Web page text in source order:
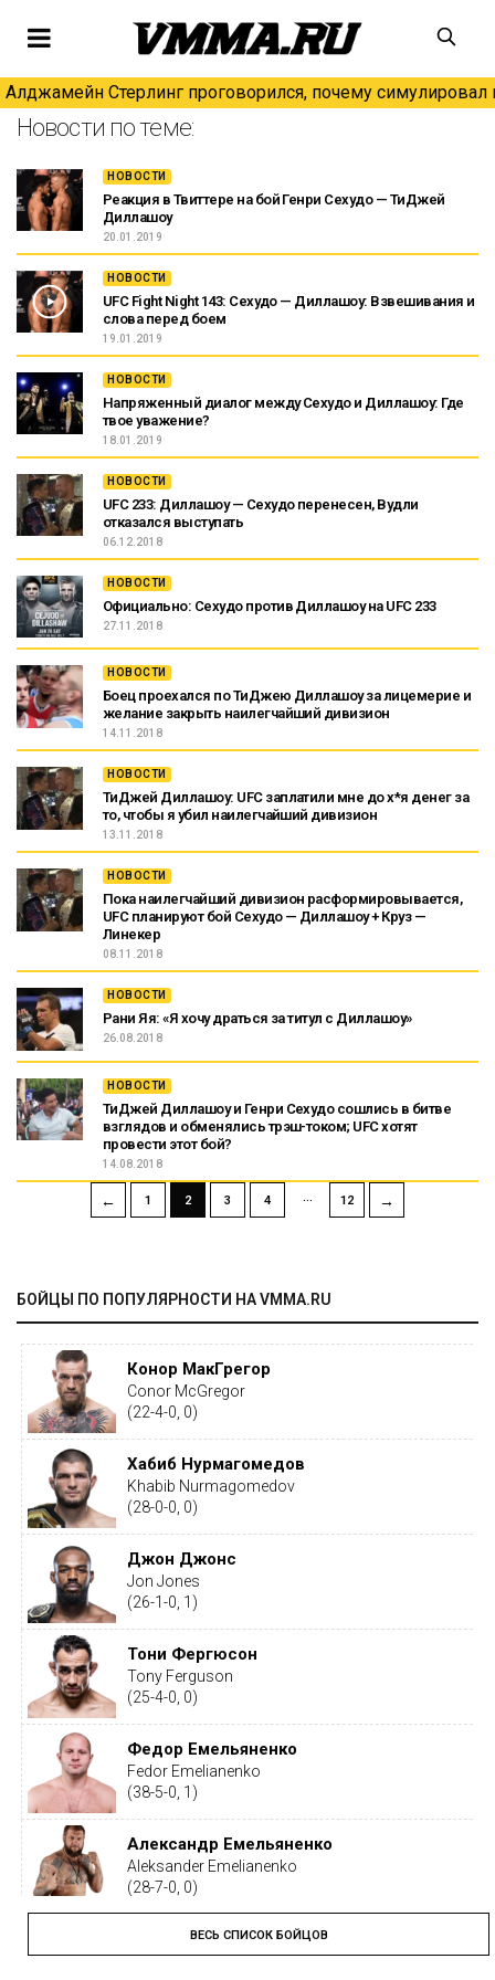
Алджамейн Стерлинг проговорился, почему симулировал
Новости по теме:
НОВОСТИ
Реакция в Твиттере на бой Генри Сехудо — ТиДжей
Диллашоу
20.01.2019
НОВОСТИ
UFC Fight Night 143: Сехудо — Диллашоу: Взвешивания и
слова перед боем
19.01.2019
НОВОСТИ
Напряженный диалог между Сехудо и Диллашоу: Где
твое уважение?
18.01.2019
НОВОСТИ
UFC 233: Диллашоу — Сехудо перенесен, Вудли
отказался выступать
06.12.2018
НОВОСТИ
Официально: Сехудо против Диллашоу на UFC 233
27.11.2018
НОВОСТИ
Боец проехался по ТиДжею Диллашоу за лицемерие и
желание закрыть наилегчайший дивизион
14.11.2018
НОВОСТИ
ТиДжей Диллашоу: UFC заплатили мне до х*я денег за
то, чтобы я убил наилегчайший дивизион
13.11.2018
НОВОСТИ
Пока наилегчайший дивизион расформировывается,
UFC планируют бой Сехудо — Диллашоу + Круз —
Линекер
08.11.2018
НОВОСТИ
Рани Яя: «Я хочу драться за титул с Диллашоу»
26.08.2018
НОВОСТИ
ТиДжей Диллашоу и Генри Сехудо сошлись в битве
взглядов и обменялись трэш-током; UFC хотят
провести этот бой?
14.08.2018
← 1 2 3 4 12 →
БОЙЦЫ ПО ПОПУЛЯРНОСТИ НА VMMA.RU
Конор МакГрегор
Conor McGregor
(22-4-0, 0)
Хабиб Нурмагомедов
Khabib Nurmagomedov
(28-0-0, 0)
Джон Джонс
Jon Jones
(26-1-0, 1)
Тони Фергюсон
Tony Ferguson
(25-4-0, 0)
Федор Емельяненко
Fedor Emelianenko
(38-5-0, 1)
Александр Емельяненко
Aleksander Emelianenko
(28-7-0, 0)
Тайрон Вудли
Tyron Woodley
ВЕСЬ СПИСОК БОЙЦОВ